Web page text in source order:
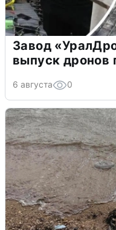
Завод
выпуск дронов
6 августа 0